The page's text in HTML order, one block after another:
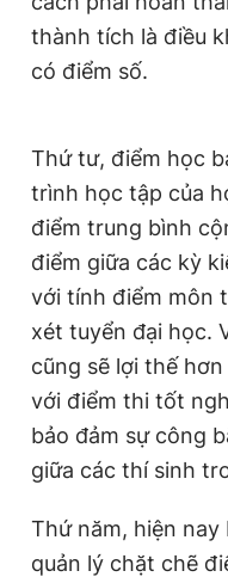
thành tích là điều
có điểm số.
Thứ tư, điểm học
trình học tập của
điểm trung bình
điểm giữa các kỳ
với tính điểm môn
xét tuyển đại học.
cũng sẽ lợi thế
với điểm thi tốt
bảo đảm sự công
giữa các thí sinh
Thứ năm, hiện
quản lý chặt chẽ